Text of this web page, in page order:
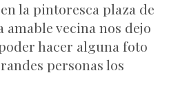
la pintoresca plaza de
vecina nos dejo
hacer alguna foto
personas los